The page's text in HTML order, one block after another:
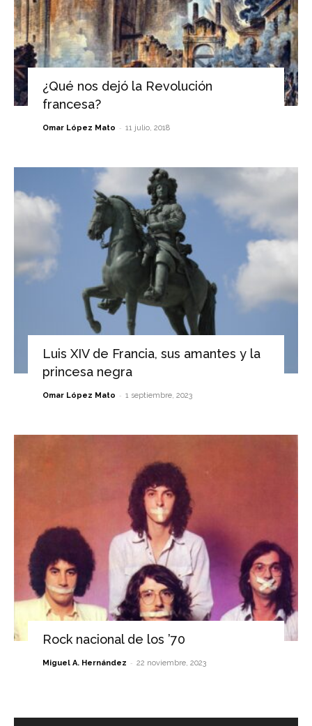
¿Qué nos dejó la Revolución
francesa?
Omar López Mato - 11 julio, 2018
Luis XIV de Francia, sus amantes y la
princesa negra
Omar López Mato - 1 septiembre, 2023
Rock nacional de los ’70
Miguel A. Hernández - 22 noviembre, 2023